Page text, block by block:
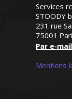
Services
STOODY
231 rue
75001
Par e-mail
Mentions